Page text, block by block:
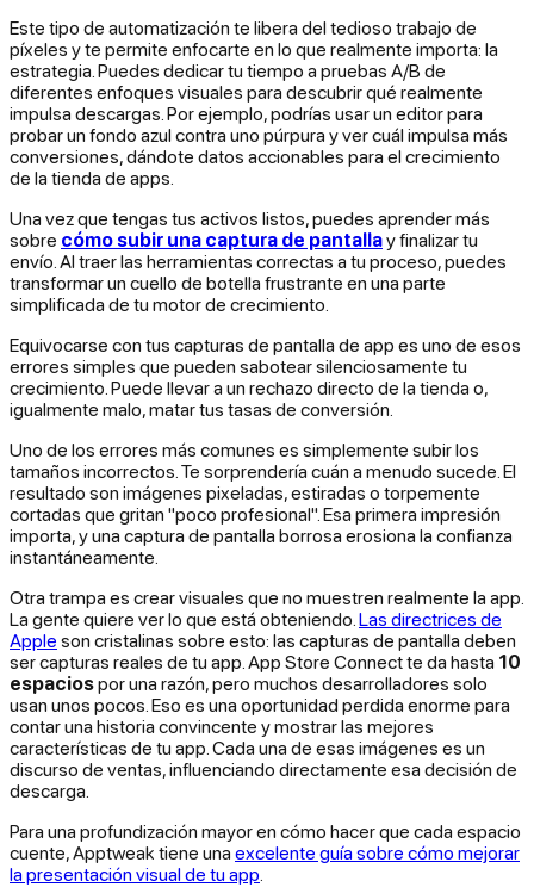
Este tipo de automatización te libera del tedioso trabajo de
píxeles y te permite enfocarte en lo que realmente importa: la
estrategia. Puedes dedicar tu tiempo a pruebas A/B de
diferentes enfoques visuales para descubrir qué realmente
impulsa descargas. Por ejemplo, podrías usar un editor para
probar un fondo azul contra uno púrpura y ver cuál impulsa más
conversiones, dándote datos accionables para el crecimiento
de la tienda de apps.
Una vez que tengas tus activos listos, puedes aprender más
sobre cómo subir una captura de pantallay finalizar tu
envío. Al traer las herramientas correctas a tu proceso, puedes
transformar un cuello de botella frustrante en una parte
simplificada de tu motor de crecimiento.
Equivocarse con tus capturas de pantalla de app es uno de esos
errores simples que pueden sabotear silenciosamente tu
crecimiento. Puede llevar a un rechazo directo de la tienda o,
igualmente malo, matar tus tasas de conversión.
Uno de los errores más comunes es simplemente subir los
tamaños incorrectos. Te sorprendería cuán a menudo sucede. El
resultado son imágenes pixeladas, estiradas o torpemente
cortadas que gritan "poco profesional". Esa primera impresión
importa, y una captura de pantalla borrosa erosiona la confianza
instantáneamente.
Otra trampa es crear visuales que no muestren realmente la app.
La gente quiere ver lo que está obteniendo. Las directrices de
Apple son cristalinas sobre esto: las capturas de pantalla deben
ser capturas reales de tu app. App Store Connect te da hasta 10
espaciospor una razón, pero muchos desarrolladores solo
usan unos pocos. Eso es una oportunidad perdida enorme para
contar una historia convincente y mostrar las mejores
características de tu app. Cada una de esas imágenes es un
discurso de ventas, influenciando directamente esa decisión de
descarga.
Para una profundización mayor en cómo hacer que cada espacio
cuente, Apptweak tiene una excelente guía sobre cómo mejorar
la presentación visual de tu app